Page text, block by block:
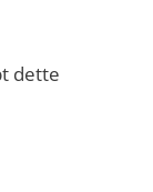
dette